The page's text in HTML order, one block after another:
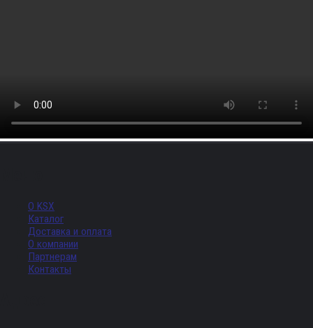
О KSX
Каталог
Доставка и оплата
О компании
Партнерам
Контакты